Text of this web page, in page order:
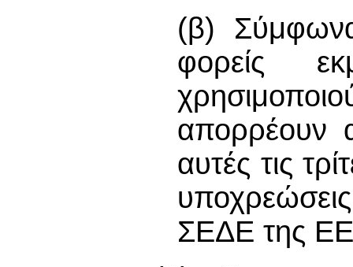
(β)
φορείς
απορρέουν
αυτές τις
ΣΕΔΕ της